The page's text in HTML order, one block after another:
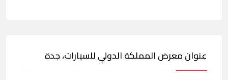
عنوان معرض المملكة الدولي للسيارات، جدة